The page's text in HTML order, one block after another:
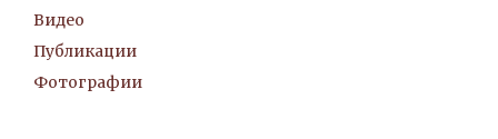
Видео
Публикации
Фотографии